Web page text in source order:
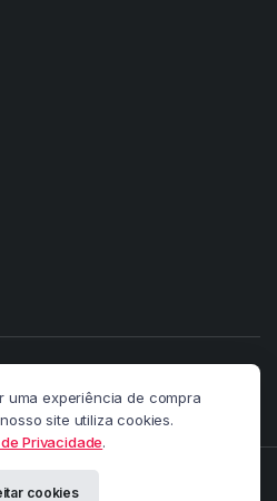
uma experiência de compra
site utiliza cookies.
Privacidade.
cookies